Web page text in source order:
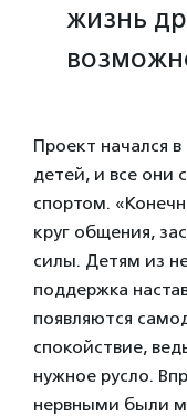
жизнь
Проект начался в
детей, и все они
спортом.
круг общения,
силы. Детям из
поддержка
появляются
спокойствие,
нужное русло.
нервными были